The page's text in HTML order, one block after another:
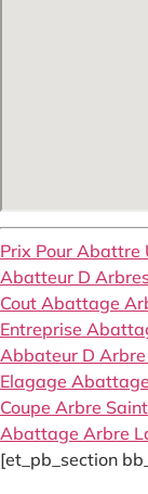
Prix Pour Abattre
Abatteur D
Cout Abattage
Entreprise
Abbateur D
Elagage
Coupe Arbre
Abattage Arbre
[et_pb_section